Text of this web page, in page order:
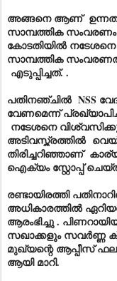
അങ്ങനെ ആണ് ഉന്നത
സാമ്പത്തിക
കോടതിയിൽ നടേശനെ
സാമ്പത്തിക
എടുപ്പിച്ചത്. .
പതിനഞ്ചിൽ NSS
വേണമെന്ന്
നടേശനെ
അടിവസ്ത്രത്തിൽ
തിരിച്ചറിഞ്ഞാണ്
ഐക്യം സ്റ്റോപ്പ്‌
രണ്ടായിരത്തി
അധികാരത്തിൽ
ആരംഭിച്ചു .
സഖാക്കളും സവർണ്ണ
മുഖ്യന്റെ ആപ്പീസ്
ആയി മാറി.